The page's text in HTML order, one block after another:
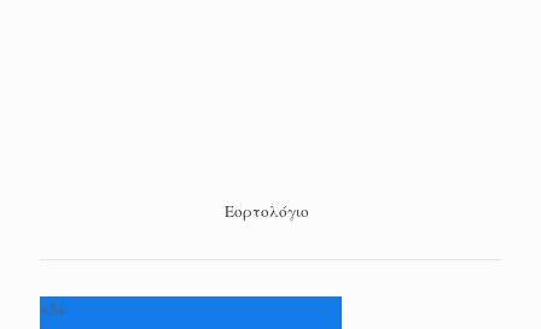
Εορτολόγιο
+34